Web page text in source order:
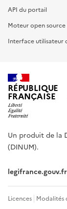
API du portail
Moteur open source
Interface utilisateur
RÉPUBLIQUE
FRANÇAISE
Un produit de la
(DINUM).
legifrance.gouv.fr
Licences Modalités